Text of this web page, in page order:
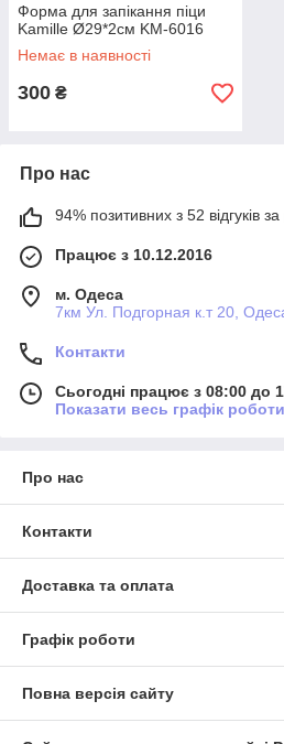
Форма для запікання піци
Kamille Ø29*2см KM-6016
Немає в наявності
300 ₴
Про нас
94% позитивних з 52 відгуків за
Працює з 10.12.2016
м. Одеса
7км Ул. Подгорная к.т 20,
Контакти
Сьогодні працює з 08:00 до
Показати весь графік роботи
Про нас
Контакти
Доставка та оплата
Графік роботи
Повна версія сайту